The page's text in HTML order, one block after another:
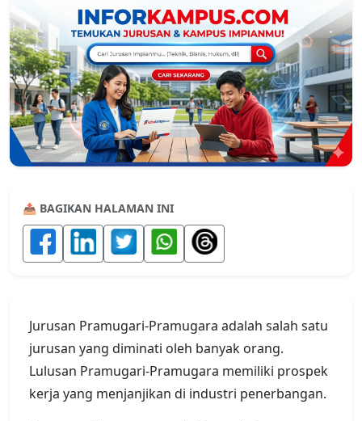
📤 BAGIKAN HALAMAN INI
Jurusan Pramugari-Pramugara adalah salah satu
jurusan yang diminati oleh banyak orang.
Lulusan Pramugari-Pramugara memiliki prospek
kerja yang menjanjikan di industri penerbangan.